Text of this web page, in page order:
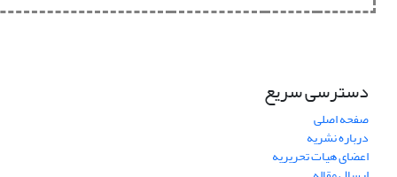
دسترسی سریع
صفحه اصلی
درباره نشریه
اعضای هیات تحریریه